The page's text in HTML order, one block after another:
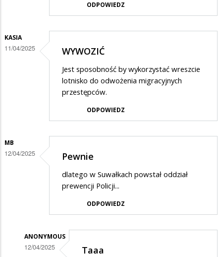
ODPOWIEDZ
KASIA
11/04/2025 WYWOZIĆ
Jest sposobność by wykorzystać wreszcie
lotnisko do odwożenia migracyjnych
przestępców.
ODPOWIEDZ
MB
12/04/2025 Pewnie
dlatego w Suwałkach powstał oddział
prewencji Policji...
ODPOWIEDZ
ANONYMOUS
12/04/2025 Taaa